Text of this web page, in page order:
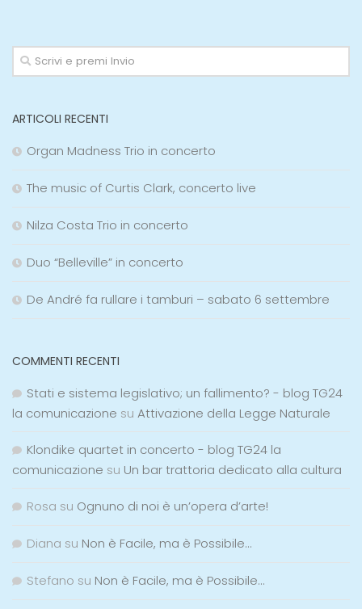
ARTICOLI RECENTI
Organ Madness Trio in concerto
The music of Curtis Clark, concerto live
Nilza Costa Trio in concerto
Duo “Belleville” in concerto
De André fa rullare i tamburi – sabato 6 settembre
COMMENTI RECENTI
Stati e sistema legislativo; un fallimento? - blog TG24
la comunicazione su Attivazione della Legge Naturale
Klondike quartet in concerto - blog TG24 la
comunicazione su Un bar trattoria dedicato alla cultura
Rosa su Ognuno di noi è un’opera d’arte!
Diana su Non è Facile, ma è Possibile…
Stefano su Non è Facile, ma è Possibile…